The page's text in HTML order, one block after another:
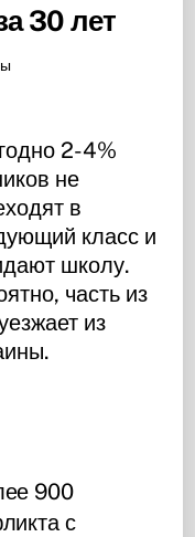
30 лет
2-4%
не
в
класс и
школу.
часть из
из
900
с